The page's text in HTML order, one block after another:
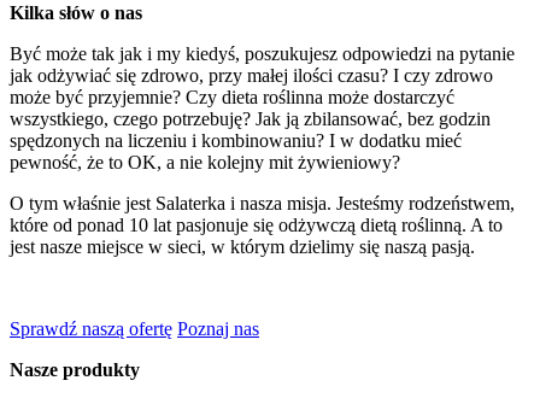
Kilka słów o nas
Być może tak jak i my kiedyś, poszukujesz odpowiedzi na pytanie
jak odżywiać się zdrowo, przy małej ilości czasu? I czy zdrowo
może być przyjemnie? Czy dieta roślinna może dostarczyć
wszystkiego, czego potrzebuję? Jak ją zbilansować, bez godzin
spędzonych na liczeniu i kombinowaniu? I w dodatku mieć
pewność, że to OK, a nie kolejny mit żywieniowy?
O tym właśnie jest Salaterka i nasza misja. Jesteśmy rodzeństwem,
które od ponad 10 lat pasjonuje się odżywczą dietą roślinną. A to
jest nasze miejsce w sieci, w którym dzielimy się naszą pasją.
Sprawdź naszą ofertę Poznaj nas
Nasze produkty